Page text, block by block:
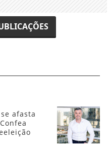
afasta